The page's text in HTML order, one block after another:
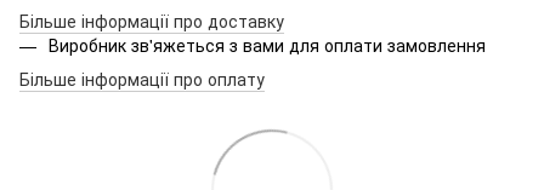
Більше інформації про доставку
Виробник зв'яжеться з вами для оплати замовлення
Більше інформації про оплату